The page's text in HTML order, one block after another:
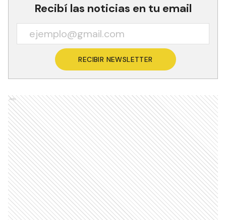
Recibí las noticias en tu email
RECIBIR NEWSLETTER
Ads